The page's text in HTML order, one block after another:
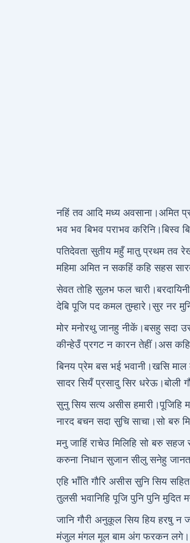
नहिं तव आदि मध्य अवसाना।अमित
भव भव बिभव पराभव करिनि।बिस्व
पतिदेवता सुतीय महुँ मातु प्रथम तव
महिमा अमित न सकहिं कहि सहस
सेवत तोहि सुलभ फल
देबि पूजि पद कमल तुम्हारे।सुर नर
मोर मनोरथु जानहु नीकें।बसहु सदा
कीन्हेउँ प्रगट न कारन तेहीं।अस
बिनय प्रेम बस भई भवानी।खसि माल
सादर सियँ प्रसादु सिर धरेऊ।बोली
सुनु सिय सत्य असीस हमारी।पूजिहि
नारद बचन सदा सुचि साचा।सो बरु
मनु जाहिं राचेउ मिलिहि सो बरु सहज
करुना निधान सुजान सीलु सनेहु जानत
एहि भाँति गौरि असीस सुनि सिय
तुलसी भवानिहि पूजि पुनि पुनि मुदित
जानि गौरी अनुकूल सिय हिय हरषु न
मंजुल मंगल मूल बाम अंग फरकन